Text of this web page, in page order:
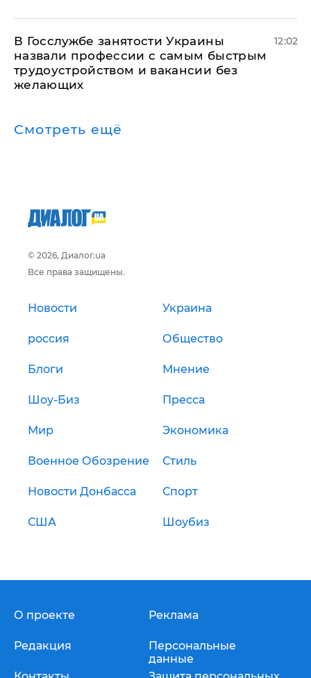
В Госслужбе занятости Украины
назвали профессии с самым быстрым
трудоустройством и вакансии без
желающих
12:02
Смотреть ещё
© 2026, Диалог.ua
Все права защищены.
Новости Украина
россия Общество
Блоги Мнение
Шоу-Биз Пресса
Мир Экономика
Военное Обозрение Стиль
Новости Донбасса Спорт
США Шоубиз
О проекте
Редакция
Реклама
Персональные
данные